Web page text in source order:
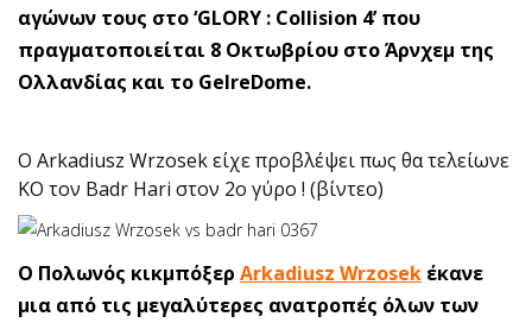
αγώνων τους στο ‘GLORY : Collision 4’ που
πραγματοποιείται 8 Οκτωβρίου στο Άρνχεμ της
Ολλανδίας και το GelreDome.
O Arkadiusz Wrzosek είχε προβλέψει πως θα τελείωνε
ΚΟ τον Badr Hari στον 2ο γύρο ! (βίντεο)
O Πολωνός κικμπόξερ Arkadiusz Wrzosek έκανε
μια από τις μεγαλύτερες ανατροπές όλων των